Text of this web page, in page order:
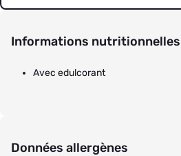
Informations nutritionnelles
Avec edulcorant
Données allergènes